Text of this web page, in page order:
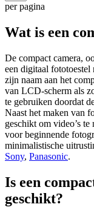
per pagina
Wat is een
De compact camera,
een digitaal
zijn naam aan het
van LCD-scherm als
te gebruiken doordat
Naast het maken van
geschikt om video’s
voor beginnende
minimalistische
Sony, Panasonic.
Is een
geschikt?